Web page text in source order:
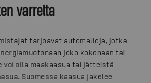
varrelta
tarjoavat automalleja, jotka
joko kokonaan tai
voi olla maakaasua tai jätteistä
Suomessa kaasua jakelee